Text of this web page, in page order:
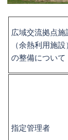
広域交流拠点施
（余熱利用施設）
の整備について
指定管理者